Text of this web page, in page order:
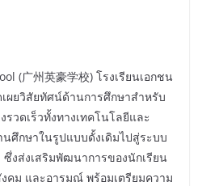
(广州英豪学校) โรงเรียนเอกชน
ผยวิสัยทัศน์ด้านการศึกษาสำหรับ
วดเร็วทั้งทางเทคโนโลยีและ
ศึกษาในรูปแบบดั้งเดิมไปสู่ระบบ
งส่งเสริมพัฒนาการของนักเรียน
คม และอารมณ์ พร้อมเตรียมความ